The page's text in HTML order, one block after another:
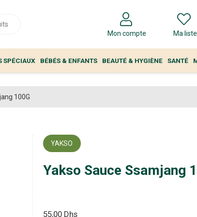
Mon compte Ma liste
SPÉCIAUX BÉBÉS & ENFANTS BEAUTÉ & HYGIÈNE SANTÉ
100G
YAKSO
Yakso Sauce Ssamjang
55,00 Dhs